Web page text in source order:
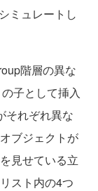
ミュレートし
階層の異な
子として挿入
それぞれ異な
ブジェクトが
見せている立
スト内の4つ